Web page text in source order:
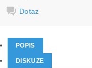
Dotaz
POPIS
DISKUZE